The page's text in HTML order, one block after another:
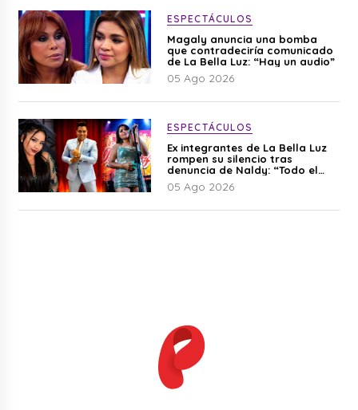
ESPECTÁCULOS
Magaly anuncia una bomba
que contradeciría comunicado
de La Bella Luz: “Hay un audio”
05 Ago 2026
ESPECTÁCULOS
Ex integrantes de La Bella Luz
rompen su silencio tras
denuncia de Naldy: “Todo el
mundo lo sabía”
05 Ago 2026